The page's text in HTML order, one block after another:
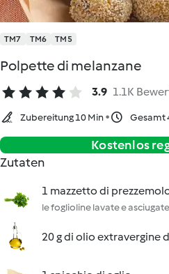
TM7 TM6 TM5
Polpette di melanzane
3.9 1.1K
Zubereitung 10 Min Gesamt
Kostenlos
Zutaten
1 mazzetto di
le foglioline lavate e asciugate
20 g di olio extravergine